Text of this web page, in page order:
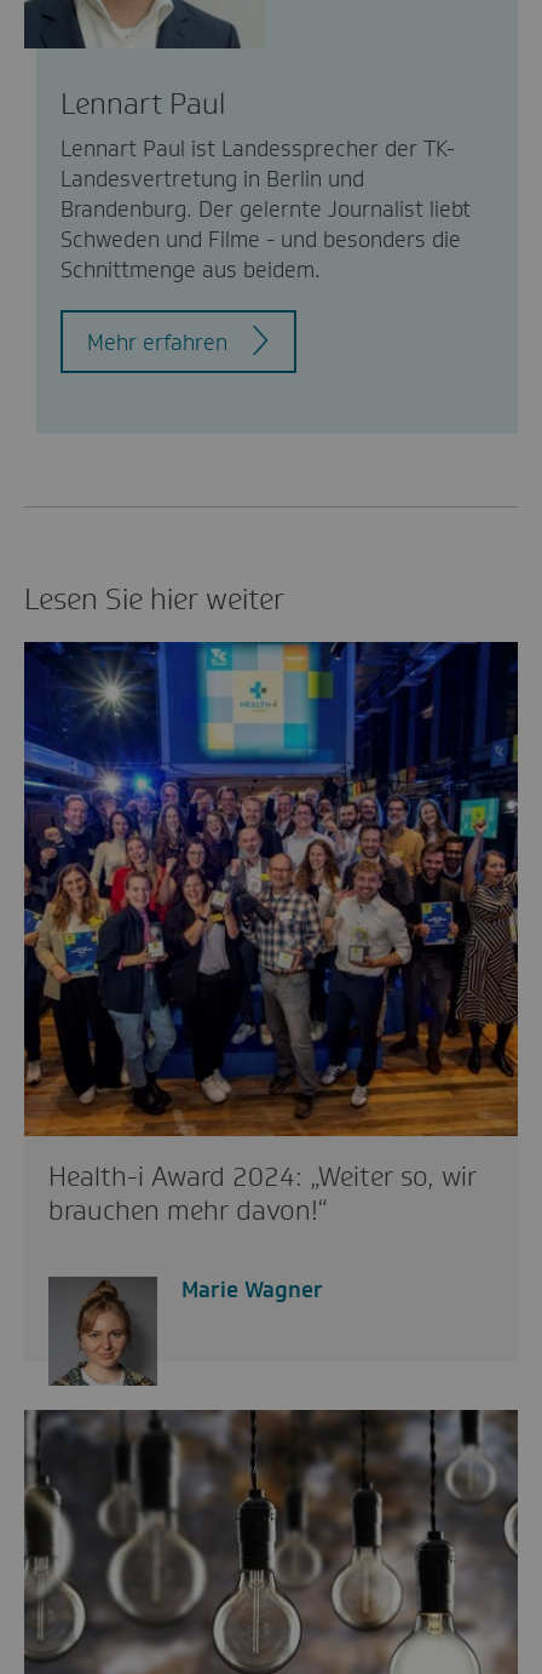
Lennart Paul
Lennart Paul ist Landessprecher der TK-
Landesvertretung in Berlin und
Brandenburg. Der gelernte Journalist liebt
Schweden und Filme - und besonders die
Schnittmenge aus beidem.
Mehr erfahren
Lesen Sie hier weiter
Health-i Award 2024: „Weiter so, wir
brauchen mehr davon!“
Marie Wagner